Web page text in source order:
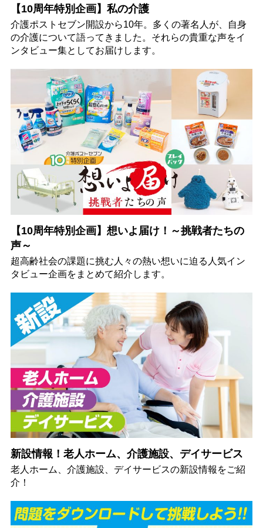
【10周年特別企画】私の介護
介護ポストセブン開設から10年。多くの著名人が、自身
の介護について語ってきました。それらの貴重な声をイ
ンタビュー集としてお届けします。
【10周年特別企画】想いよ届け！～挑戦者たちの
声～
超高齢社会の課題に挑む人々の熱い想いに迫る人気イン
タビュー企画をまとめて紹介します。
新設情報！老人ホーム、介護施設、デイサービス
老人ホーム、介護施設、デイサービスの新設情報をご紹
介！